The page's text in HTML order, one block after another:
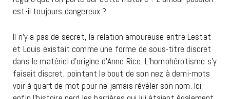
est-il toujours dangereux ?
Il n’y a pas de secret, la relation amoureuse entre Lestat
et Louis existait comme une forme de sous-titre discret
dans le matériel d’origine d’Anne Rice. L’homohérotisme s’y
faisait discret, pointant le bout de son nez à demi-mots
voir à quart de mot pour ne jamais révéler son nom. Ici,